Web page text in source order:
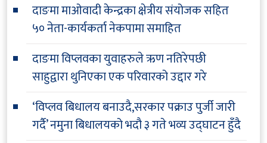
दाङमा माओवादी केन्द्रका क्षेत्रीय संयोजक सहित
५० नेता-कार्यकर्ता नेकपामा समाहित
दाङमा विप्लवका युवाहरुले ऋण नतिरेपछी
साहुद्वारा थुनिएका एक परिवारको उद्दार गरे
‘विप्लव बिधालय बनाउदै,सरकार पक्राउ पुर्जी जारी
गर्दै’ नमुना बिधालयको भदौ ३ गते भव्य उद्घाटन हुँदै